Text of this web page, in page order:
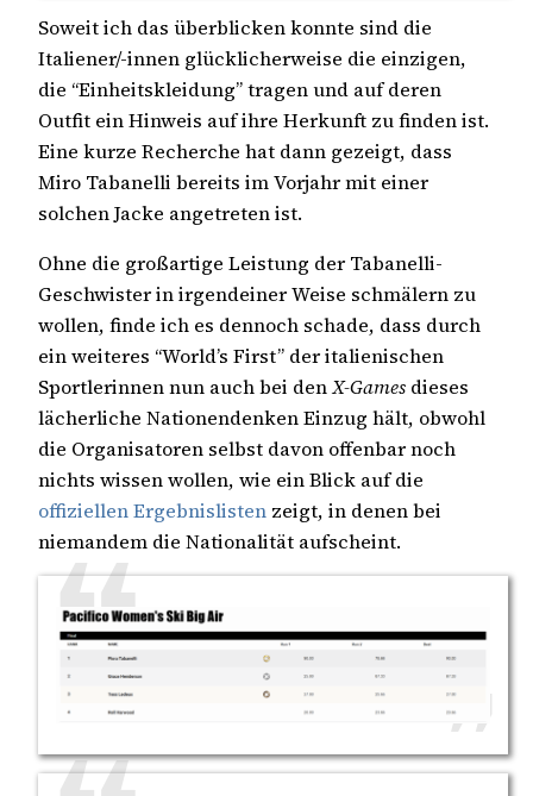
Soweit ich das überblicken konnte sind die
Italiener/-innen glücklicherweise die einzigen,
die “Einheitskleidung” tragen und auf deren
Outfit ein Hinweis auf ihre Herkunft zu finden ist.
Eine kurze Recherche hat dann gezeigt, dass
Miro Tabanelli bereits im Vorjahr mit einer
solchen Jacke angetreten ist.
Ohne die großartige Leistung der Tabanelli-
Geschwister in irgendeiner Weise schmälern zu
wollen, finde ich es dennoch schade, dass durch
ein weiteres “World’s First” der italienischen
Sportlerinnen nun auch bei denX-Games dieses
lächerliche Nationendenken Einzug hält, obwohl
die Organisatoren selbst davon offenbar noch
nichts wissen wollen, wie ein Blick auf die
offiziellen Ergebnislisten zeigt, in denen bei
niemandem die Nationalität aufscheint.